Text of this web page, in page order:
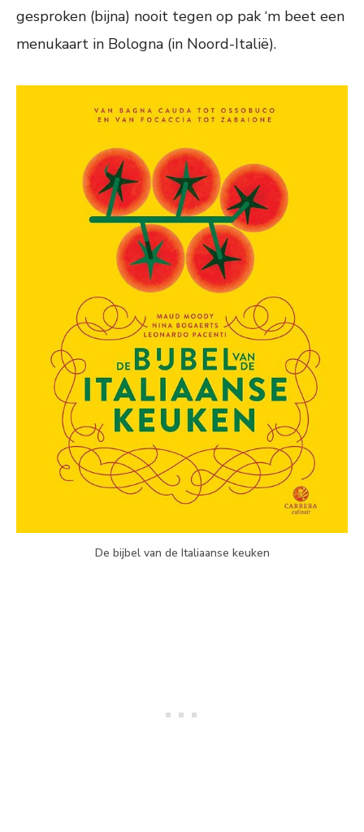
gesproken (bijna) nooit tegen op pak ‘m beet een
menukaart in Bologna (in Noord-Italië).
De bijbel van de Italiaanse keuken